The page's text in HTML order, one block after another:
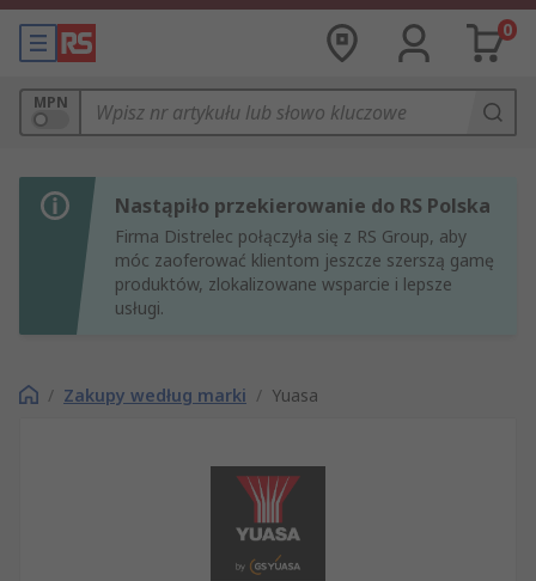
0
MPN
Nastąpiło przekierowanie do RS Polska
Firma Distrelec połączyła się z RS Group, aby
móc zaoferować klientom jeszcze szerszą gamę
produktów, zlokalizowane wsparcie i lepsze
usługi.
/ Zakupy według marki / Yuasa